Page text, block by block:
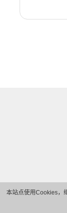
本站点使用Cookies，